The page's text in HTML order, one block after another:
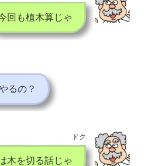
回も植木算じゃ
るの？
ドク
木を切る話じゃ